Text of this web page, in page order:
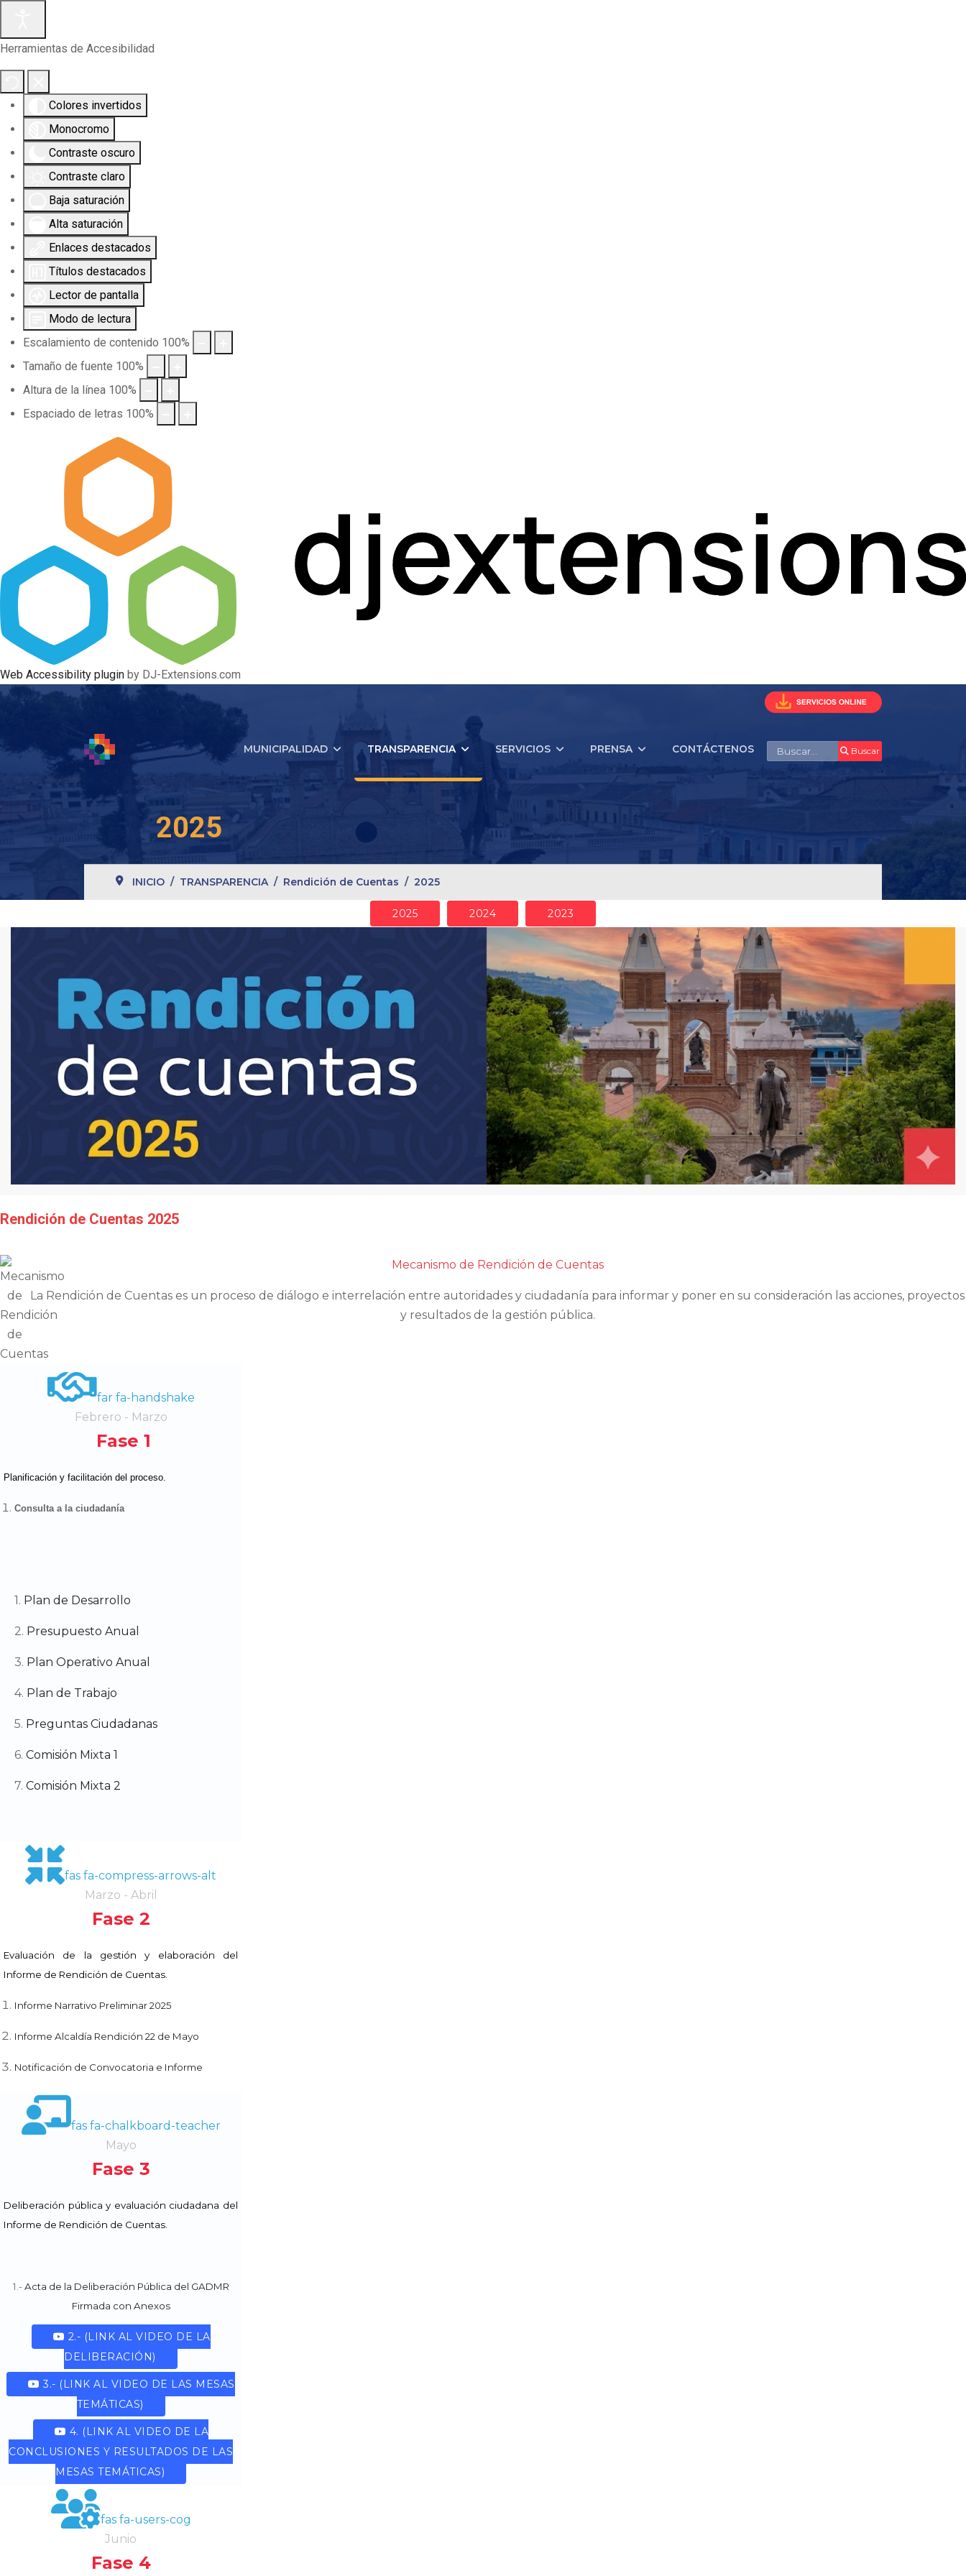
Herramientas de Accesibilidad
Colores invertidos
Monocromo
Contraste oscuro
Contraste claro
Baja saturación
Alta saturación
Enlaces destacados
Títulos destacados
Lector de pantalla
Modo de lectura
Escalamiento de contenido 100%
Tamaño de fuente 100%
Altura de la línea 100%
Espaciado de letras 100%
Web Accessibility plugin by DJ-Extensions.com
MUNICIPALIDAD TRANSPARENCIA SERVICIOS PRENSA CONTÁCTENOS Buscar Buscar
2025
INICIO TRANSPARENCIA Rendición de Cuentas 2025
2025 2024 2023
Rendición de Cuentas 2025
Mecanismo de Rendición de Cuentas
La Rendición de Cuentas es un proceso de diálogo e interrelación entre autoridades y ciudadanía para informar y poner en su consideración las acciones, proyectos
y resultados de la gestión pública.
far fa-handshake
Febrero - Marzo
Fase 1
Planificación y facilitación del proceso.
Consulta a la ciudadanía
1. Plan de Desarrollo
2. Presupuesto Anual
3. Plan Operativo Anual
4. Plan de Trabajo
5. Preguntas Ciudadanas
6. Comisión Mixta 1
7. Comisión Mixta 2
fas fa-compress-arrows-alt
Marzo - Abril
Fase 2
Evaluación de la gestión y elaboración del
Informe de Rendición de Cuentas.
Informe Narrativo Preliminar 2025
Informe Alcaldía Rendición 22 de Mayo
Notificación de Convocatoria e Informe
fas fa-chalkboard-teacher
Mayo
Fase 3
Deliberación pública y evaluación ciudadana del
Informe de Rendición de Cuentas.
1.-Acta de la Deliberación Pública del GADMR
Firmada con Anexos
2.- (LINK AL VIDEO DE LA
DELIBERACIÓN)
3.- (LINK AL VIDEO DE LAS MESAS
TEMÁTICAS)
4. (LINK AL VIDEO DE LA
CONCLUSIONES Y RESULTADOS DE LAS
MESAS TEMÁTICAS)
fas fa-users-cog
Junio
Fase 4